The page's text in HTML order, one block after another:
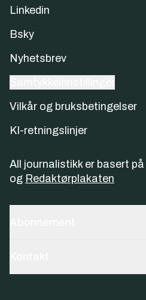
Linkedin
Bsky
Nyhetsbrev
Vilkår og bruksbetingelser
KI-retningslinjer
All journalistikk er basert på
og Redaktørplakaten